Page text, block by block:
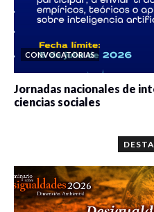
CONVOCATORIAS
Jornadas nacionales de
ciencias sociales